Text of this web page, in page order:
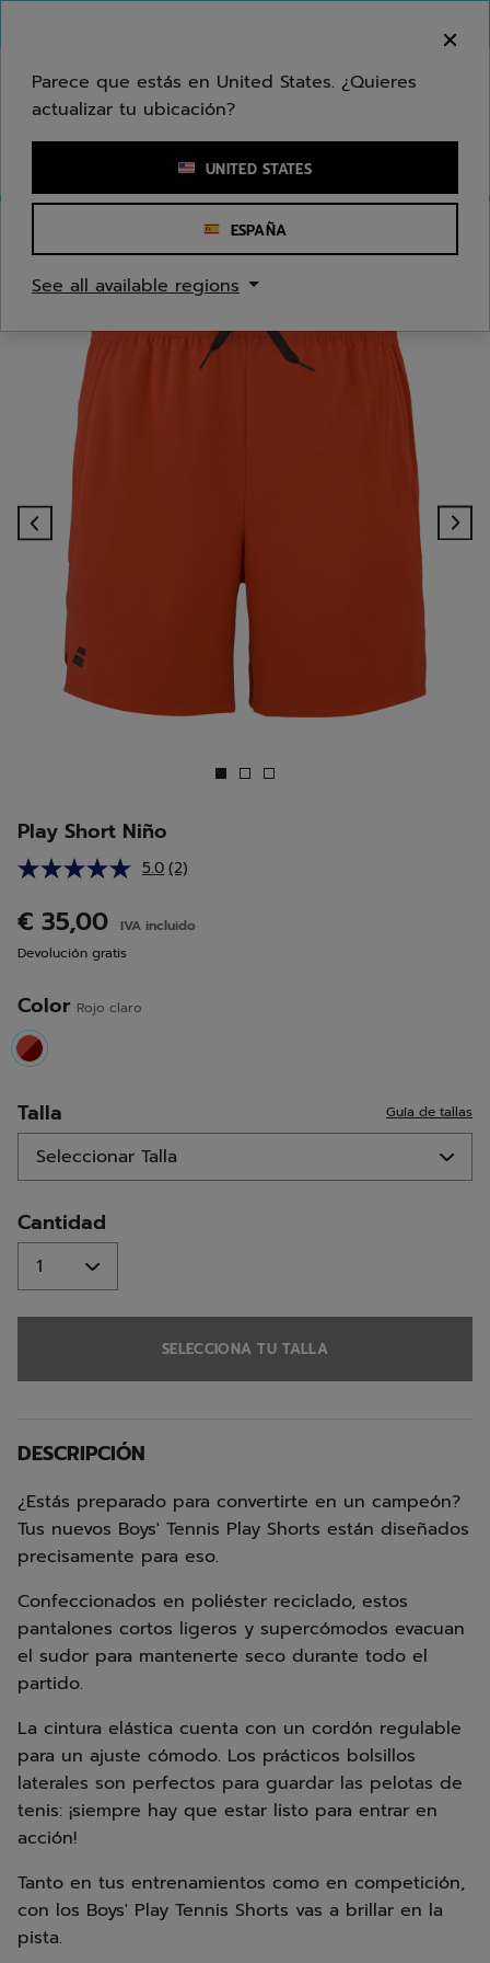
Ingresar una palabra clave o un número de artículo
Previous
Play Short Niño
5.0 Lea
Enlace
(2)
€ 35,00
IVA incluido
Devolución gratis
Color Rojo claro
selected
Talla Guía de tallas
Cantidad
SELECCIONA TU TALLA
DESCRIPCIÓN
¿Estás preparado para convertirte en un campeón?
Tus nuevos Boys' Tennis Play Shorts están diseñados
precisamente para eso.
Confeccionados en poliéster reciclado, estos
pantalones cortos ligeros y supercómodos evacuan
el sudor para mantenerte seco durante todo el
partido.
La cintura elástica cuenta con un cordón regulable
para un ajuste cómodo. Los prácticos bolsillos
laterales son perfectos para guardar las pelotas de
tenis: ¡siempre hay que estar listo para entrar en
acción!
Tanto en tus entrenamientos como en competición,
con los Boys' Play Tennis Shorts vas a brillar en la
pista.
Parece que estás en United States. ¿Quieres
actualizar tu ubicación?
UNITED STATES
ESPAÑA
See all available regions